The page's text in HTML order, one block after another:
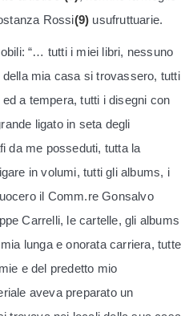
Rossi(9) usufruttuarie.
“… tutti i miei libri, nessuno
mia casa si trovassero, tutti
a tempera, tutti i disegni con
ligato in seta degli
da me posseduti, tutta la
in volumi, tutti gli albums, i
il Comm.re Gonsalvo
Carrelli, le cartelle, gli albums
lunga e onorata carriera, tutte
e del predetto mio
aveva preparato un